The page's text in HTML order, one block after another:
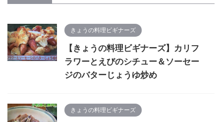
きょうの料理ビギナーズ
【きょうの料理ビギナーズ】カリフ
ラワーとえびのシチュー＆ソーセー
ジのバターじょうゆ炒め
きょうの料理ビギナーズ